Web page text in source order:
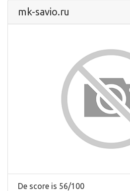
mk-savio.ru
De score is 56/100